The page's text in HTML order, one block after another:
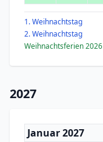
1. Weihnachtstag
2. Weihnachtstag
Weihnachtsferien 2026
2027
Januar 2027